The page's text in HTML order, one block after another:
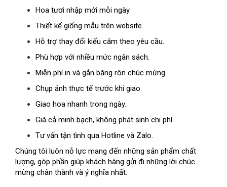
Hoa tươi nhập mới mỗi ngày.
Thiết kế giống mẫu trên website.
Hỗ trợ thay đổi kiểu cắm theo yêu cầu.
Phù hợp với nhiều mức ngân sách.
Miễn phí in và gắn băng rôn chúc mừng.
Chụp ảnh thực tế trước khi giao.
Giao hoa nhanh trong ngày.
Giá cả minh bạch, không phát sinh chi phí.
Tư vấn tận tình qua Hotline và Zalo.
Chúng tôi luôn nỗ lực mang đến những sản phẩm chất
lượng, góp phần giúp khách hàng gửi đi những lời chúc
mừng chân thành và ý nghĩa nhất.